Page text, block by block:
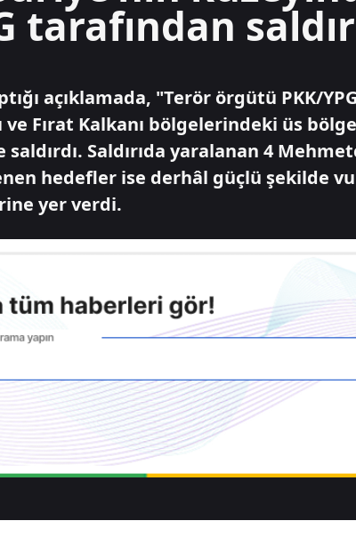
tarafından
açıklamada, "Terör örgütü PKK/
ve Fırat Kalkanı bölgelerindeki üs
saldırdı. Saldırıda yaralanan 4
hedefler ise derhâl güçlü şekilde
yer verdi.